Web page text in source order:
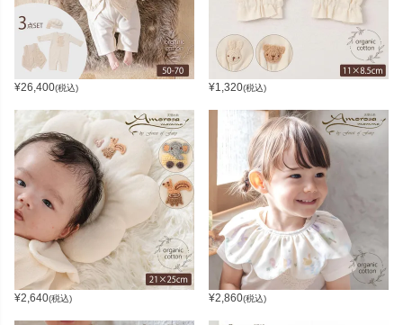
¥26,400(税込) ¥1,320(税込)
¥2,640(税込) ¥2,860(税込)